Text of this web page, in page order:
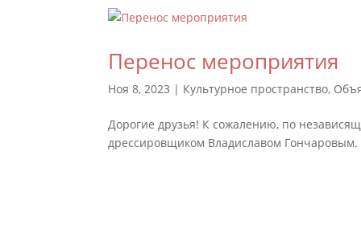
Перенос мероприятия
Ноя 8, 2023 | Культурное пространство,
Дорогие друзья! К сожалению, по
дрессировщиком Владиславом